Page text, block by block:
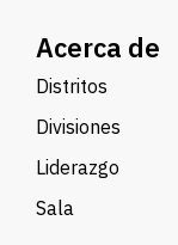
Acerca de
Distritos
Divisiones
Liderazgo
Sala